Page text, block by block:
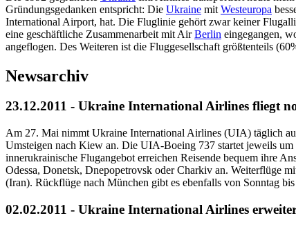
Gründungsgedanken entspricht: Die Ukraine mit Westeuropa
International Airport, hat. Die Fluglinie gehört zwar keiner
eine geschäftliche Zusammenarbeit mit AirBerlin eingegangen,
angeflogen. Des Weiteren ist die Fluggesellschaft größtenteils
Newsarchiv
23.12.2011 - Ukraine International Airlines fliegt
Am 27. Mai nimmt Ukraine International Airlines (UIA) täglich
Umsteigen nach Kiew an. Die UIA-Boeing 737 startet jeweils
innerukrainische Flugangebot erreichen Reisende bequem ihre
Odessa, Donetsk, Dnepopetrovsk oder Charkiv an. Weiterflüge
(Iran). Rückflüge nach München gibt es ebenfalls von Sonntag
02.02.2011 - Ukraine International Airlines